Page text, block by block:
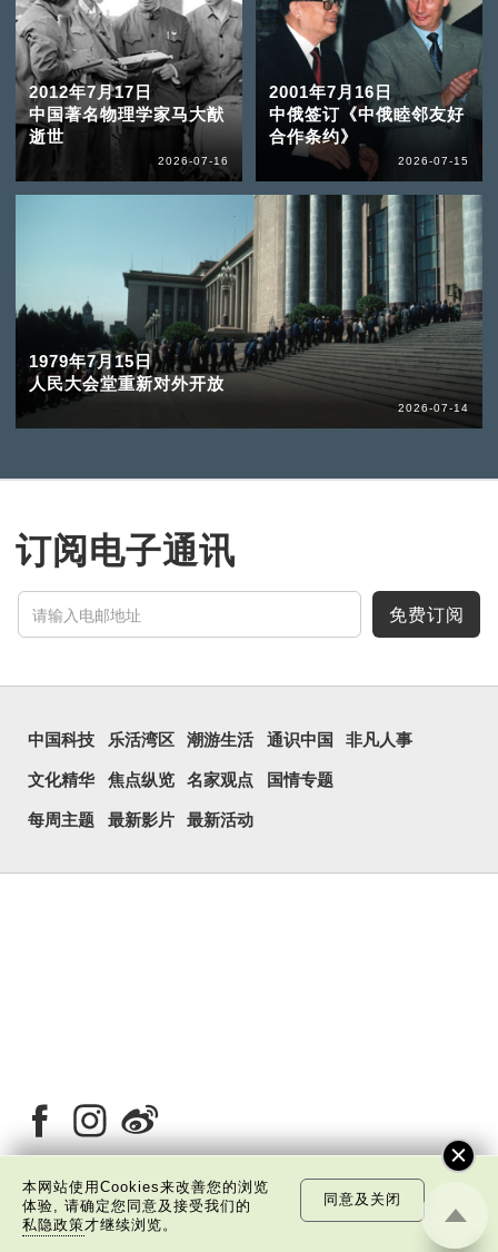
2012年7月17日
中国著名物理学家马大猷
逝世
2026-07-16
2001年7月16日
中俄签订《中俄睦邻友好
合作条约》
2026-07-15
1979年7月15日
人民大会堂重新对外开放
2026-07-14
订阅电子通讯
免费订阅
中国科技 乐活湾区 潮游生活 通识中国 非凡人事
文化精华 焦点纵览 名家观点 国情专题
每周主题 最新影片 最新活动
关于我们 版权告示 私隐政策声明 免责声明
本网站使用Cookies来改善您的浏览
体验, 请确定您同意及接受我们的
私隐政策才继续浏览。
同意及关闭